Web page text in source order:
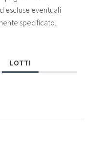
escluse eventuali
specificato.
LOTTI